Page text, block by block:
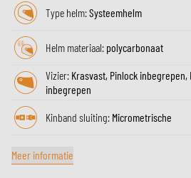
Type helm:Systeemhelm
Helm materiaal: polycarbonaat
Vizier: Krasvast, Pinlock inbegrepen,
inbegrepen
Kinband sluiting: Micrometrische
Meer informatie